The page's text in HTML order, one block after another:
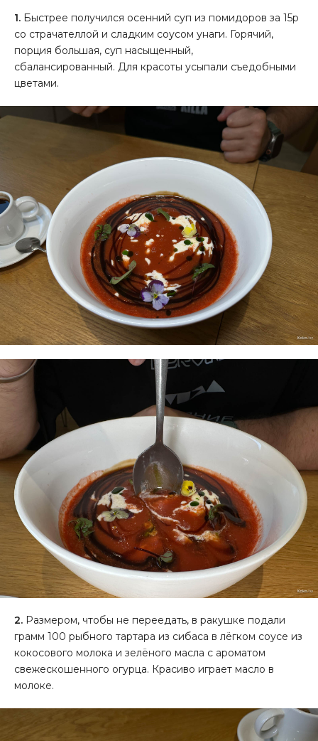
1. Быстрее получился осенний суп из помидоров за 15р
со страчателлой и сладким соусом унаги. Горячий,
порция большая, суп насыщенный,
сбалансированный. Для красоты усыпали съедобными
цветами.
2. Размером, чтобы не переедать, в ракушке подали
грамм 100 рыбного тартара из сибаса в лёгком соусе из
кокосового молока и зелёного масла с ароматом
свежескошенного огурца. Красиво играет масло в
молоке.